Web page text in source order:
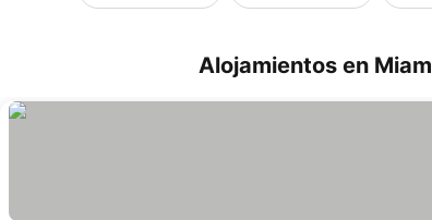
Alojamientos en